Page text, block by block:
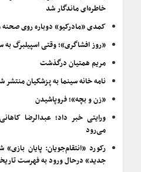
خاطره‌ای ماندگار شد
کمدی «مادرکیو» دوباره روی
«روز افشاگری»؛ وقتی اسپیلبرگ به
مریم همتیان درگذشت
نامه خانه سینما به پزشکیان
«زن و بچه»؛ فروپاشیدن
ورایتی خبر داد؛ عبدالرضا
می‌رود
رکورد «انتقام‌جویان: پایان
جدید» درحال ورود به فهرست